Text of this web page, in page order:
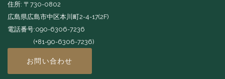
住所: 〒730-0802
広島県広島市中区本川町2-4-17(2F)
電話番号:090-6306-7236
(+81-90-6306-7236)
お問い合わせ